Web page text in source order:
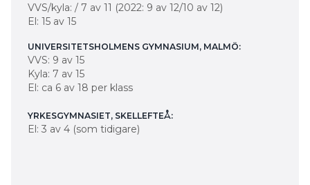
VVS/kyla: / 7 av 11 (2022: 9 av 12/10 av 12)
El: 15 av 15
UNIVERSITETSHOLMENS GYMNASIUM, MALMÖ:
VVS: 9 av 15
Kyla: 7 av 15
El: ca 6 av 18 per klass
YRKESGYMNASIET, SKELLEFTEÅ:
El: 3 av 4 (som tidigare)